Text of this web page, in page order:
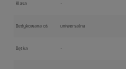
Klasa -
Dedykowana oś uniwersalna
Dętka -